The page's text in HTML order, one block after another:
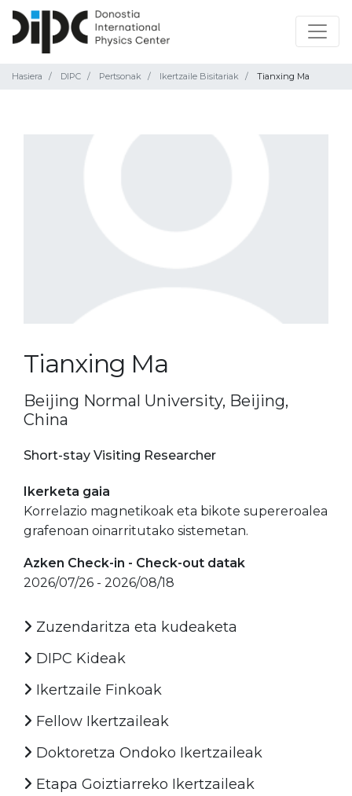
Hasiera DIPC Pertsonak Ikertzaile Bisitariak Tianxing Ma
Tianxing Ma
Beijing Normal University, Beijing,
China
Short-stay Visiting Researcher
Ikerketa gaia
Korrelazio magnetikoak eta bikote supereroalea
grafenoan oinarritutako sistemetan.
Azken Check-in - Check-out datak
2026/07/26 - 2026/08/18
Zuzendaritza eta kudeaketa
DIPC Kideak
Ikertzaile Finkoak
Fellow Ikertzaileak
Doktoretza Ondoko Ikertzaileak
Etapa Goiztiarreko Ikertzaileak